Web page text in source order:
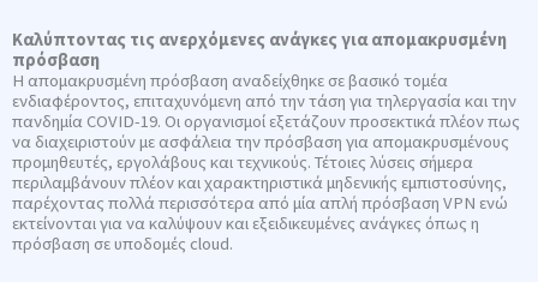
Καλύπτοντας τις ανερχόμενες ανάγκες για απομακρυσμένη
πρόσβαση
Η απομακρυσμένη πρόσβαση αναδείχθηκε σε βασικό τομέα
ενδιαφέροντος, επιταχυνόμενη από την τάση για τηλεργασία και την
πανδημία COVID-19. Οι οργανισμοί εξετάζουν προσεκτικά πλέον πως
να διαχειριστούν με ασφάλεια την πρόσβαση για απομακρυσμένους
προμηθευτές, εργολάβους και τεχνικούς. Τέτοιες λύσεις σήμερα
περιλαμβάνουν πλέον και χαρακτηριστικά μηδενικής εμπιστοσύνης,
παρέχοντας πολλά περισσότερα από μία απλή πρόσβαση VPN ενώ
εκτείνονται για να καλύψουν και εξειδικευμένες ανάγκες όπως η
πρόσβαση σε υποδομές cloud.